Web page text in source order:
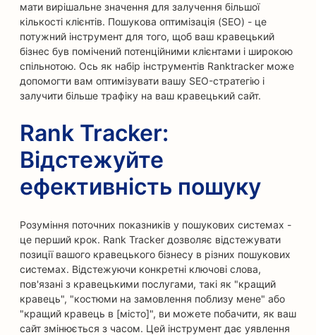
мати вирішальне значення для залучення більшої
кількості клієнтів. Пошукова оптимізація (SEO) - це
потужний інструмент для того, щоб ваш кравецький
бізнес був помічений потенційними клієнтами і широкою
спільнотою. Ось як набір інструментів Ranktracker може
допомогти вам оптимізувати вашу SEO-стратегію і
залучити більше трафіку на ваш кравецький сайт.
Rank Tracker:
Відстежуйте
ефективність пошуку
Розуміння поточних показників у пошукових системах -
це перший крок. Rank Tracker дозволяє відстежувати
позиції вашого кравецького бізнесу в різних пошукових
системах. Відстежуючи конкретні ключові слова,
пов'язані з кравецькими послугами, такі як "кращий
кравець", "костюми на замовлення поблизу мене" або
"кращий кравець в [місто]", ви можете побачити, як ваш
сайт змінюється з часом. Цей інструмент дає уявлення